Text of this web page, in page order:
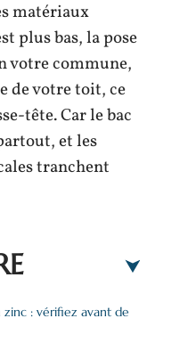
matériaux
plus bas, la pose
votre commune,
de votre toit, ce
tête. Car le bac
et les
tranchent
zinc : vérifiez avant de